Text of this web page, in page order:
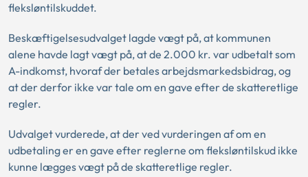
fleksløntilskuddet.
Beskæftigelsesudvalget lagde vægt på, at kommunen
alene havde lagt vægt på, at de 2.000 kr. var udbetalt som
A-indkomst, hvoraf der betales arbejdsmarkedsbidrag, og
at der derfor ikke var tale om en gave efter de skatteretlige
regler.
Udvalget vurderede, at der ved vurderingen af om en
udbetaling er en gave efter reglerne om fleksløntilskud ikke
kunne lægges vægt på de skatteretlige regler.